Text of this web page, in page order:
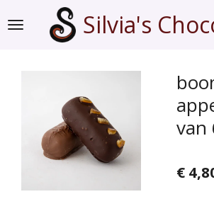
direct
Silvia's
van
€